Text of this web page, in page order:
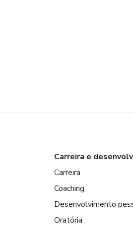
Carreira e
Carreira
Coaching
Desenvolvimento
Oratória